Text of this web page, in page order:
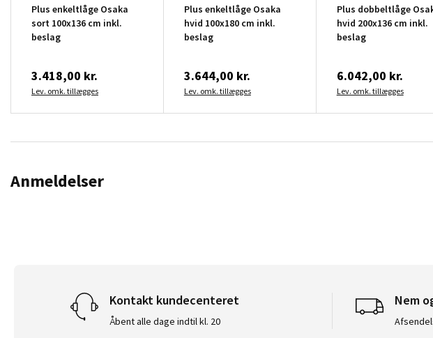
Plus enkeltlåge Osaka
sort 100x136 cm inkl.
beslag
3.418,00 kr.
Lev. omk. tillægges
Plus enkeltlåge Osaka
hvid 100x180 cm inkl.
beslag
3.644,00 kr.
Lev. omk. tillægges
Plus dobbeltlåge
hvid 200x136 cm inkl.
beslag
6.042,00 kr.
Lev. omk. tillægges
Anmeldelser
Kontakt kundecenteret
Åbent alle dage indtil kl. 20
Nem